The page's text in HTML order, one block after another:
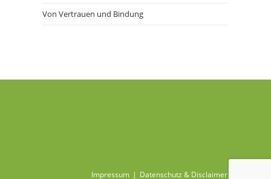
Von Vertrauen und Bindung
Impressum Datenschutz & Disclaimer